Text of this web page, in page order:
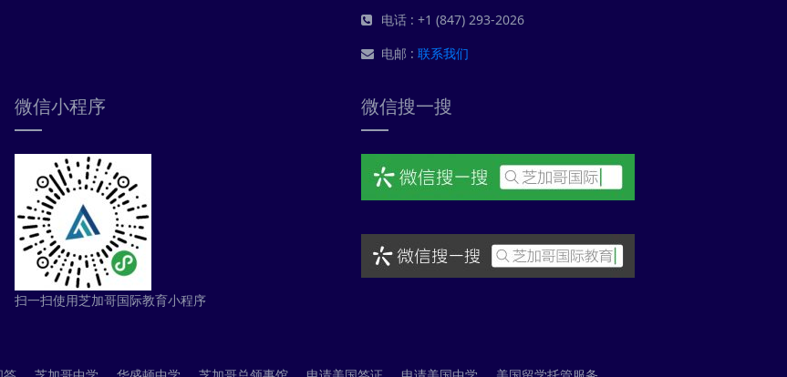
电话 : +1 (847) 293-2026
电邮 : 联系我们
微信小程序
扫一扫使用芝加哥国际教育小程序
微信搜一搜